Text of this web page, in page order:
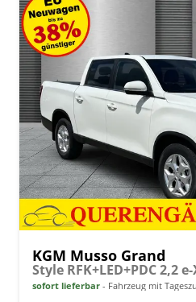
KGM Musso Grand
Style RFK+LED+PDC 2,2
sofort lieferbar Fahrzeug mit